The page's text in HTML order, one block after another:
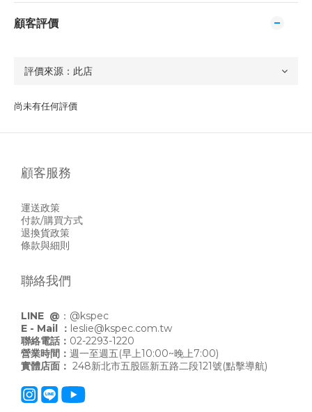
顧客評價
尚未有任何評價
顧客服務
運送政策
付款/購買方式
退換貨政策
條款與細則
聯絡我們
LINE @ ： @kspec
E - Mail ： leslie@kspec.com.tw
聯絡電話： 02-2293-1220
營業時間： 週一至週五(早上10:00~晚上7:00)
實體店面： 248新北市五股區新五路二段121號(點擊導航)